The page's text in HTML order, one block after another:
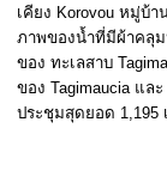
เคียง Korovou หมู่บ้
ภาพของน้ำที่มีผ้าคลุ
ของ ทะเลสาบ
ของ Tagimaucia แล
ประชุมสุดยอด 1,195